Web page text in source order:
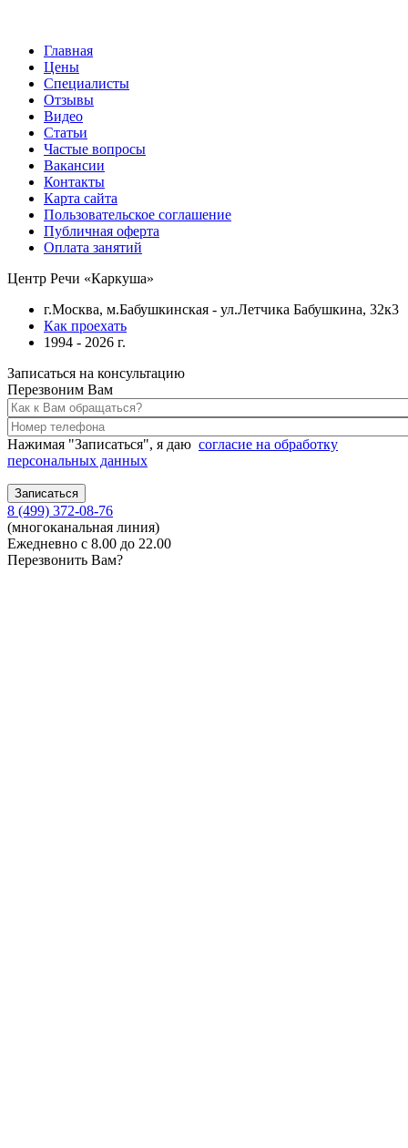
Главная
Цены
Специалисты
Отзывы
Видео
Статьи
Частые вопросы
Вакансии
Контакты
Карта сайта
Пользовательское соглашение
Публичная оферта
Оплата занятий
Центр Речи «Каркуша»
г.Москва, м.Бабушкинская - ул.Летчика Бабушкина, 32к3
Как проехать
1994 - 2026 г.
Записаться на консультацию
Перезвоним Вам
Нажимая "Записаться", я даю согласие на обработку
персональных данных
8 (499) 372-08-76
(многоканальная линия)
Ежедневно с 8.00 до 22.00
Перезвонить Вам?